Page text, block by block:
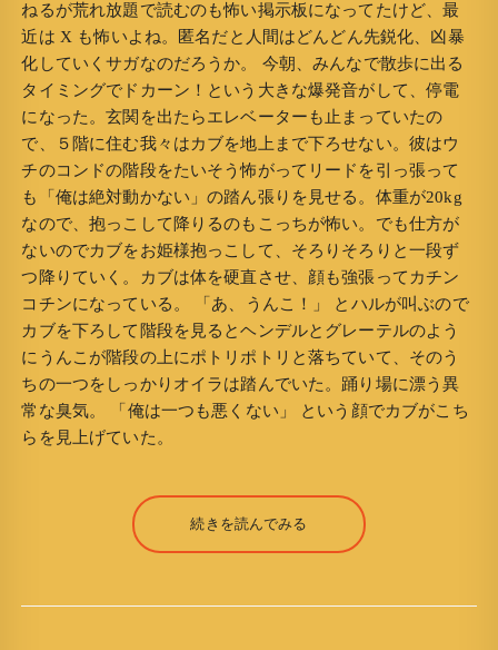
ねるが荒れ放題で読むのも怖い掲示板になってたけど、最
近は X も怖いよね。匿名だと人間はどんどん先鋭化、凶暴
化していくサガなのだろうか。 今朝、みんなで散歩に出る
タイミングでドカーン！という大きな爆発音がして、停電
になった。玄関を出たらエレベーターも止まっていたの
で、５階に住む我々はカブを地上まで下ろせない。彼はウ
チのコンドの階段をたいそう怖がってリードを引っ張って
も「俺は絶対動かない」の踏ん張りを見せる。体重が20kg
なので、抱っこして降りるのもこっちが怖い。でも仕方が
ないのでカブをお姫様抱っこして、そろりそろりと一段ず
つ降りていく。カブは体を硬直させ、顔も強張ってカチン
コチンになっている。 「あ、うんこ！」 とハルが叫ぶので
カブを下ろして階段を見るとヘンデルとグレーテルのよう
にうんこが階段の上にポトリポトリと落ちていて、そのう
ちの一つをしっかりオイラは踏んでいた。踊り場に漂う異
常な臭気。 「俺は一つも悪くない」 という顔でカブがこち
らを見上げていた。
続きを読んでみる